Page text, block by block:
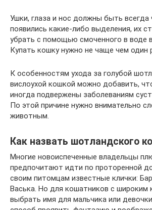
Ушки, глаза и нос должны быть всегда
появились какие-либо выделения, их
убрать с помощью смоченного в воде
Купать кошку нужно не чаще чем один
К особенностям ухода за голубой
вислоухой кошкой можно добавить,
иногда подвержены заболеваниям
По этой причине нужно внимательно
животным.
Как назвать шотландского
Многие новоиспеченные владельцы
предпочитают идти по проторенной
своим питомцам известные клички:
Васька. Но для кошатников с широким
выбрать имя для мальчика или